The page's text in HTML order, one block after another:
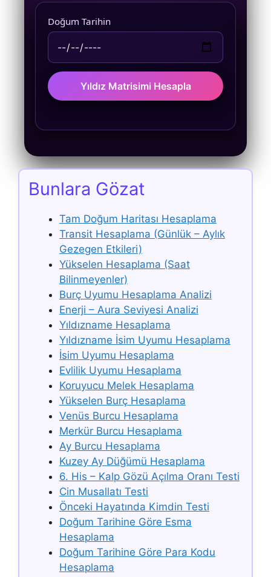
Doğum Tarihin
Yıldız Matrisimi Hesapla
Bunlara Gözat
Tam Doğum Haritası Hesaplama
Transit Hesaplama (Günlük – Aylık
Gezegen Etkileri)
Yükselen Hesaplama (Saat
Bilinmeyenler)
Burç Uyumu Hesaplama Analizi
Enerji – Aura Seviyesi Analizi
Yıldızname Hesaplama
Yıldızname İsim Uyumu Hesaplama
İsim Uyumu Hesaplama
Evlilik Uyumu Hesaplama
Koruyucu Melek Hesaplama
Yükselen Burç Hesaplama
Venüs Burcu Hesaplama
Merkür Burcu Hesaplama
Ay Burcu Hesaplama
Kuzey Ay Düğümü Hesaplama
6. His – Kalp Gözü Açılma Oranı Testi
Cin Musallatı Testi
Önceki Hayatında Kimdin Testi
Doğum Tarihine Göre Esma
Hesaplama
Doğum Tarihine Göre Para Kodu
Hesaplama